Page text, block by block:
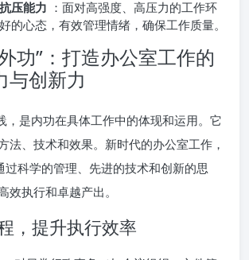
压能力 ：面对高强度、高压力的工作环
的心态，有效管理情绪，确保工作质量。
功”：打造办公室工作的
与创新力
，是内功在具体工作中的体现和运用。它
法、技术和效果。新时代的办公室工作，
过科学的管理、先进的技术和创新的思
效执行和卓越产出。
，提升执行效率